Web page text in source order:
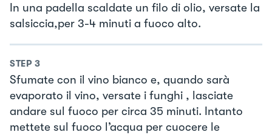
In una padella scaldate un filo di olio, versate la
salsiccia,per 3-4 minuti a fuoco alto.
STEP 3
Sfumate con il vino bianco e, quando sarà
evaporato il vino, versate i funghi , lasciate
andare sul fuoco per circa 35 minuti. Intanto
mettete sul fuoco l’acqua per cuocere le